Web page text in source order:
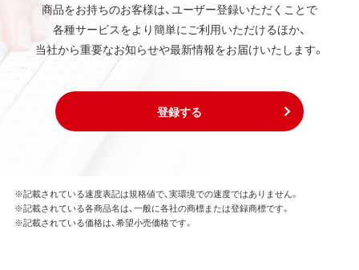
商品をお持ちのお客様は、ユーザー登録いただくことで
各種サービスをより簡単にご利用いただけるほか、
当社から重要なお知らせや最新情報をお届けいたします。
登録する
※記載されている速度表記は規格値で、実環境での速度ではありません。
※記載されている各商品名は、一般に各社の商標または登録商標です。
※記載されている価格は、希望小売価格です。